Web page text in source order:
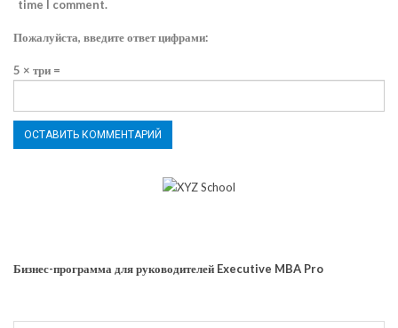
time I comment.
Пожалуйста, введите ответ цифрами:
5 × три =
Бизнес-программа для руководителей Executive MBA Pro